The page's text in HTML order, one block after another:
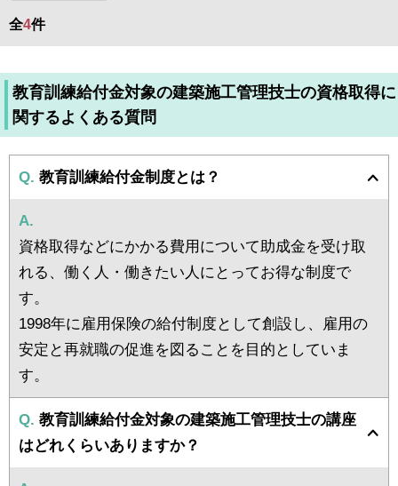
全4件
教育訓練給付金対象の建築施工管理技士の資格取得に
関するよくある質問
Q. 教育訓練給付金制度とは？
A.
資格取得などにかかる費用について助成金を受け取
れる、働く人・働きたい人にとってお得な制度で
す。
1998年に雇用保険の給付制度として創設し、雇用の
安定と再就職の促進を図ることを目的としていま
す。
Q. 教育訓練給付金対象の建築施工管理技士の講座
はどれくらいありますか？